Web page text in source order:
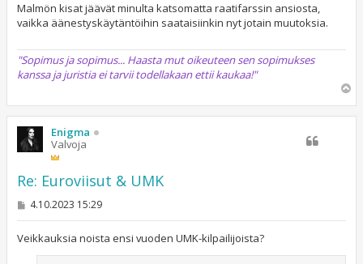
s
t
i
Malmön kisat jäävät minulta katsomatta raatifarssin ansiosta,
vaikka äänestyskäytäntöihin saataisiinkin nyt jotain muutoksia.
"Sopimus ja sopimus... Haasta mut oikeuteen sen sopimukses
kanssa ja juristia ei tarvii todellakaan ettii kaukaa!"
ö
Enigma
Valvoja
Re: Euroviisut & UMK
V
s
4.10.2023 15:29
Veikkauksia noista ensi vuoden UMK-kilpailijoista?